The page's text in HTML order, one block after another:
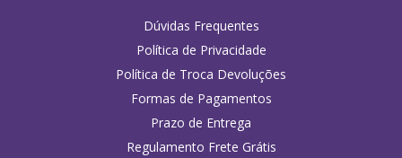
Dúvidas Frequentes
Política de Privacidade
Política de Troca Devoluções
Formas de Pagamentos
Prazo de Entrega
Regulamento Frete Grátis